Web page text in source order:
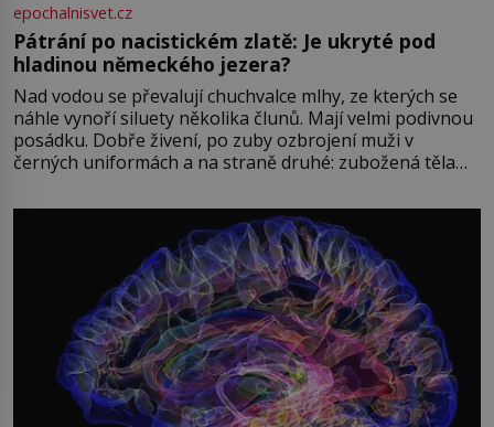
epochalnisvet.cz
Pátrání po nacistickém zlatě: Je ukryté pod
hladinou německého jezera?
Nad vodou se převalují chuchvalce mlhy, ze kterých se
náhle vynoří siluety několika člunů. Mají velmi podivnou
posádku. Dobře živení, po zuby ozbrojení muži v
černých uniformách a na straně druhé: zubožená těla
přízračná scéna znamená? Je jaro roku 1945, druhá
světová válka se chýlí ke konci. Jezero Stolpsee